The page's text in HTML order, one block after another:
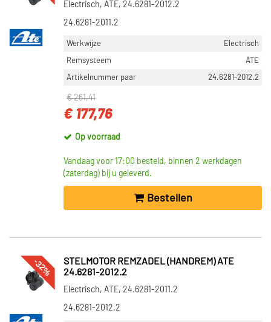
Electrisch, ATE, 24.6281-2012.2
24.6281-2011.2
Werkwijze
Electrisch
Remsysteem
ATE
Artikelnummer paar
24.6281-2012.2
€ 261,41
€ 177,76
Op voorraad
Vandaag voor 17:00 besteld, binnen 2 werkdagen
(zaterdag) bij u geleverd.
Bestellen
-32%
STELMOTOR REMZADEL (HANDREM) ATE
24.6281-2012.2
Electrisch, ATE, 24.6281-2011.2
24.6281-2012.2